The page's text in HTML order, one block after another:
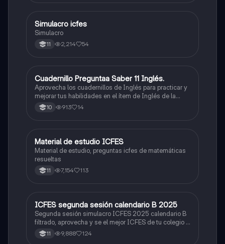
ICFES: Lectura Crítica
Simulacro icfes
Simulacro
11 2,214 54
ICFES: Inglés
Cuadernillo Preguntaa Saber 11 Inglés.
Aprovecha los cuadernillos de Inglés para practicar y
mejorar tus habilidades en el ítem de Inglés de la
Prueba Saber 11. 🫡
10 913 14
ICFES: Matemáticas
Material de estudio ICFES
Material de estudio, preguntas icfes de matemáticas
resueltas
11 7,154 113
ICFES: Lectura Crítica
ICFES segunda sesión calendario B 2025
Segunda sesión simulacro ICFES 2025 calendario B
filtrado, aprovecha y se el mejor ICFES de tu colegio y
poder ingresar a universidad, y estudiar aquella
carrera con la que tanto sueñas.
11 9,888 124